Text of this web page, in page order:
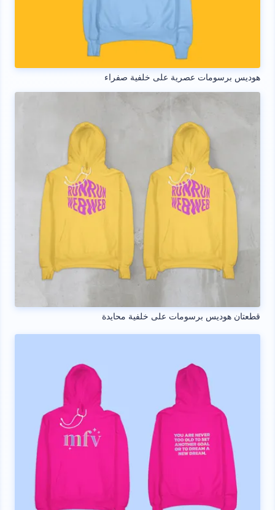
هوديس برسومات عصرية على خلفية صفراء
قطعتان هوديس برسومات على خلفية محايدة